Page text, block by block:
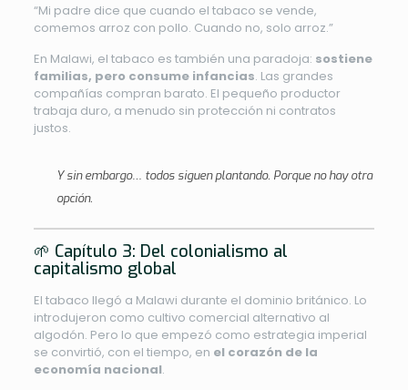
“Mi padre dice que cuando el tabaco se vende,
comemos arroz con pollo. Cuando no, solo arroz.”
En Malawi, el tabaco es también una paradoja: sostiene
familias, pero consume infancias. Las grandes
compañías compran barato. El pequeño productor
trabaja duro, a menudo sin protección ni contratos
justos.
Y sin embargo… todos siguen plantando. Porque no hay otra
opción.
🌱 Capítulo 3: Del colonialismo al
capitalismo global
El tabaco llegó a Malawi durante el dominio británico. Lo
introdujeron como cultivo comercial alternativo al
algodón. Pero lo que empezó como estrategia imperial
se convirtió, con el tiempo, en el corazón de la
economía nacional.